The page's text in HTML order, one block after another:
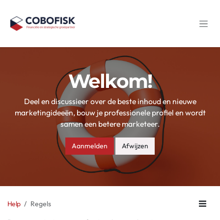
Welkom!
Deel en discussieer over de beste inhoud en nieuwe
marketingideeën, bouw je professionele profiel en wordt
samen een betere marketeer.
Aanmelden Afwijzen
Help Regels